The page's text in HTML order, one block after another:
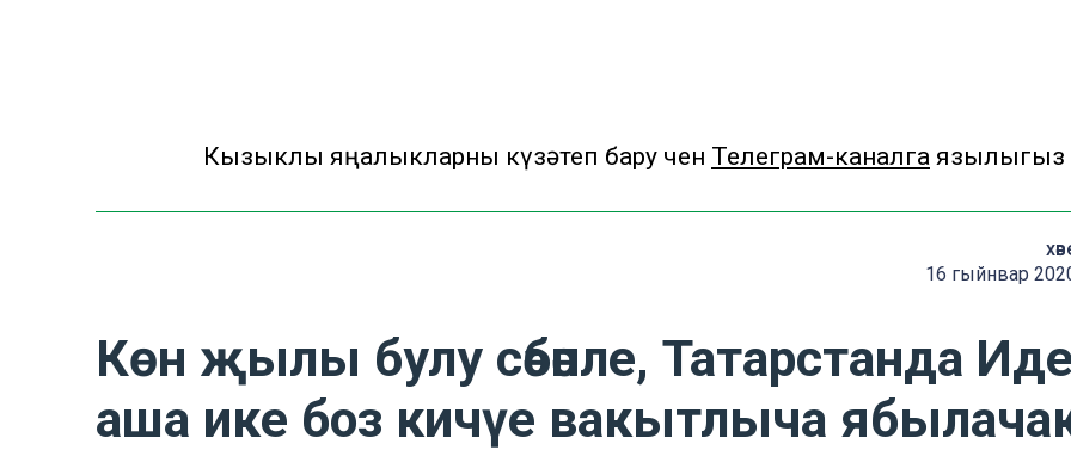
Кызыклы яңалыкларны күзәтеп бару өчен Телеграм-каналга язылыгыз
16 гыйнвар
Көн җылы булу сәбәпле, Татарстанда
аша ике боз кичүе вакытлыча